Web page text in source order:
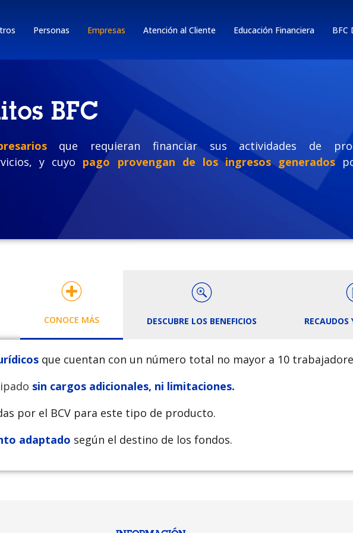
Personas Empresas Atención al Cliente Educación Financiera BFC
BFC
que requieran financiar sus actividades de
y cuyo pago provengan de los ingresos generados
CONOCE MÁS DESCUBRE LOS BENEFICIOS RECAUDOS
que cuentan con un número total no mayor a 10
sin cargos adicionales, ni limitaciones.
por el BCV para este tipo de producto.
adaptado según el destino de los fondos.